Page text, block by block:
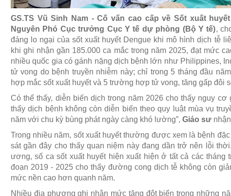
GS.TS Vũ Sinh Nam - Cố vấn cao cấp về Sốt xuất
Nguyên Phó Cục trưởng Cục Y tế dự phòng (Bộ Y tế),
đáng lo ngại của sốt xuất huyết Dengue khi mô hình dịch tễ
khi ghi nhận gần 185.000 ca mắc trong năm 2025, đạt mức
nhiều quốc gia có gánh nặng dịch bệnh lớn như Philippines,
tử vong do bệnh truyền nhiễm này; chỉ trong 5 tháng đầu
hợp mắc sốt xuất huyết và 5 trường hợp tử vong, tăng gấp đôi
Có thể thấy, diễn biến dịch trong năm 2026 cho thấy nguy
thấy dịch bệnh không còn diễn biến theo quy luật mùa vụ
năm với chu kỳ bùng phát ngày càng khó lường”, Giáo sư
Trong nhiều năm, sốt xuất huyết thường được xem là bệnh
sát gần đây cho thấy quan niệm này đang dần trở nên lỗi
ương, số ca sốt xuất huyết hiện xuất hiện ở tất cả các tháng
đoạn 2019 - 2025 cho thấy đường cong dịch tễ không còn
mức nền cao hơn quanh năm.
Nhiều địa phương ghi nhận mức tăng đột biến trong những